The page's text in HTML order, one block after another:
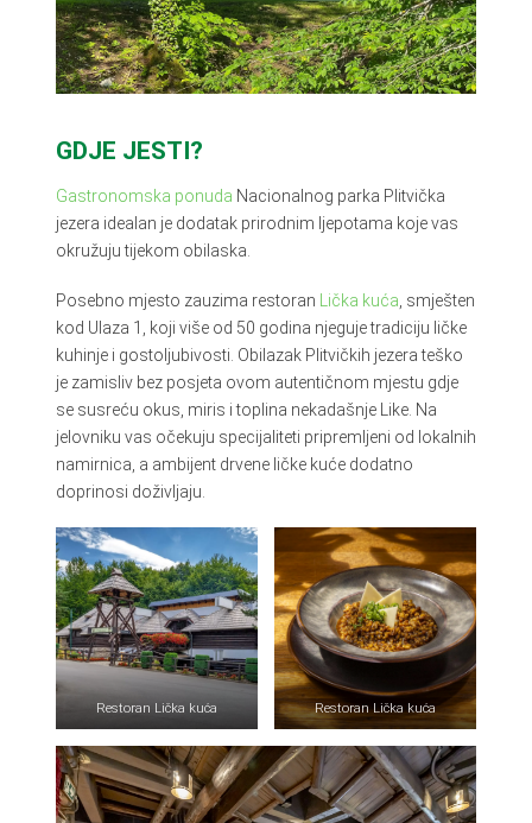
GDJE JESTI?
Gastronomska ponuda Nacionalnog parka Plitvička
jezera idealan je dodatak prirodnim ljepotama koje vas
okružuju tijekom obilaska.
Posebno mjesto zauzima restoran Lička kuća , smješten
kod Ulaza 1, koji više od 50 godina njeguje tradiciju ličke
kuhinje i gostoljubivosti. Obilazak Plitvičkih jezera teško
je zamisliv bez posjeta ovom autentičnom mjestu gdje
se susreću okus, miris i toplina nekadašnje Like. Na
jelovniku vas očekuju specijaliteti pripremljeni od lokalnih
namirnica, a ambijent drvene ličke kuće dodatno
doprinosi doživljaju.
Restoran Lička kuća Restoran Lička kuća